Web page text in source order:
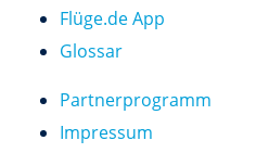
Flüge.de App
Glossar
Partnerprogramm
Impressum